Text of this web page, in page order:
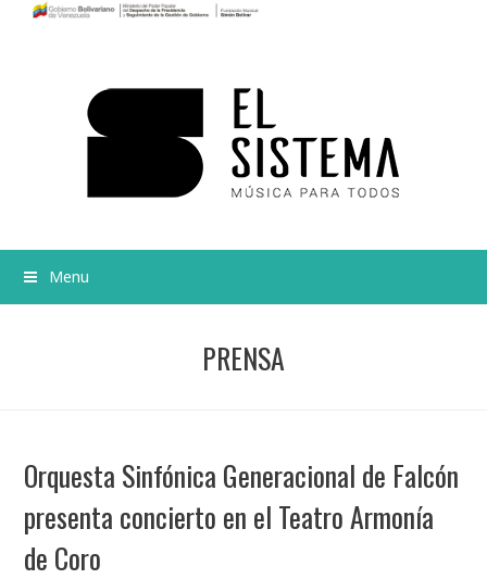
Menu
PRENSA
Orquesta Sinfónica Generacional de Falcón
presenta concierto en el Teatro Armonía
de Coro